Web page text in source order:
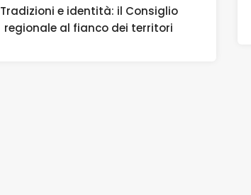
Tradizioni e identità: il Consiglio
regionale al fianco dei territori